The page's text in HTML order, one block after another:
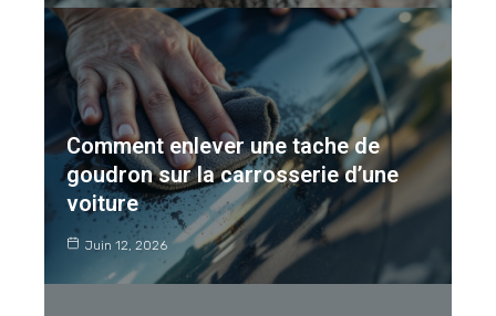
Comment enlever une tache de
goudron sur la carrosserie d’une
voiture
Juin 12, 2026